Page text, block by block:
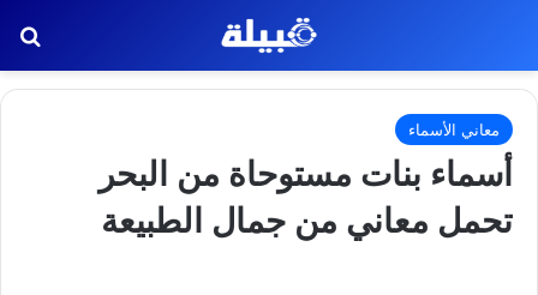
معاني الأسماء
أسماء بنات مستوحاة من البحر
تحمل معاني من جمال الطبيعة